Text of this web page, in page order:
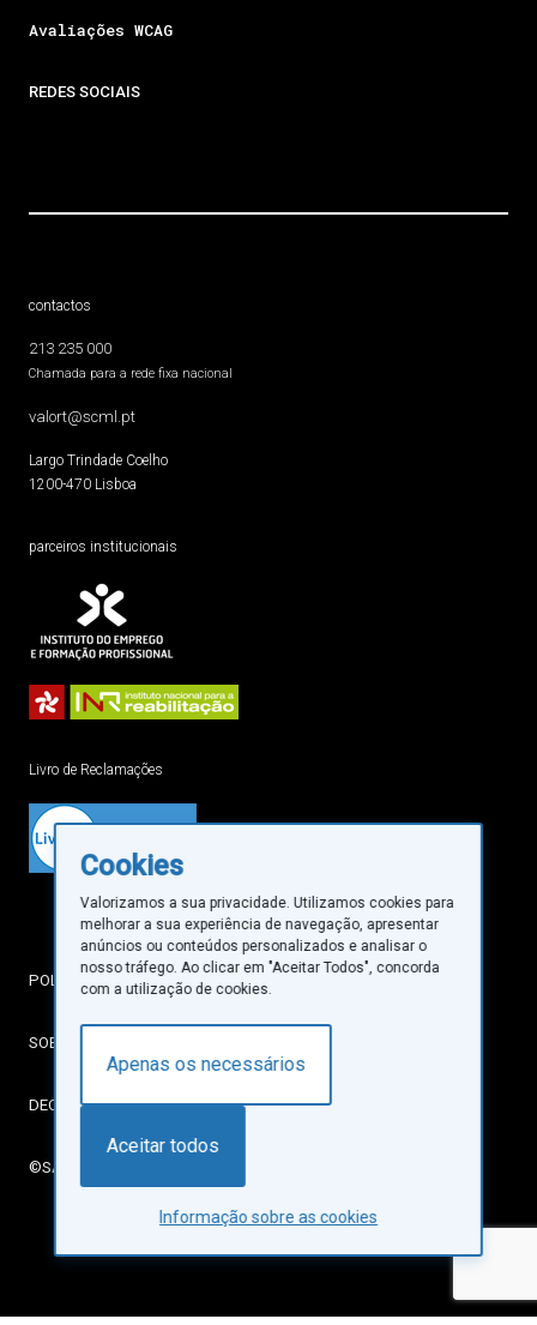
Avaliações WCAG
REDES SOCIAIS
contactos
213 235 000
Chamada para a rede fixa nacional
valort@scml.pt
Largo Trindade Coelho
1200-470 Lisboa
parceiros institucionais
Livro de Reclamações
POLÍTICA DE PRIVACIDADE
SOBRE COOKIES
DECLARAÇÃO DE ACESSIBILIDADE
©SANTA CASA DA MISERICÓRDIA DE LISBOA
Cookies
Valorizamos a sua privacidade. Utilizamos cookies para
melhorar a sua experiência de navegação, apresentar
anúncios ou conteúdos personalizados e analisar o
nosso tráfego. Ao clicar em "Aceitar Todos", concorda
com a utilização de cookies.
Apenas os necessários
Aceitar todos
Informação sobre as cookies